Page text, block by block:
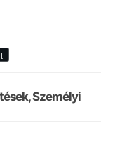
Személyi